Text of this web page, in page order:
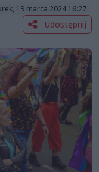
19 marca 2024 16:27
Udostępnij